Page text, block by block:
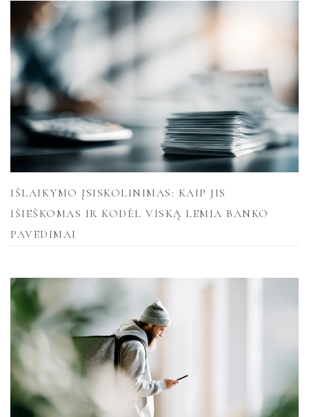
IŠLAIKYMO ĮSISKOLINIMAS: KAIP JIS
IŠIEŠKOMAS IR KODĖL VISKĄ LEMIA BANKO
PAVEDIMAI